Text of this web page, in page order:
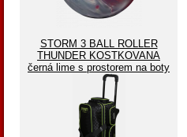
STORM 3 BALL ROLLER
THUNDER KOSTKOVANA
černá lime s prostorem na boty